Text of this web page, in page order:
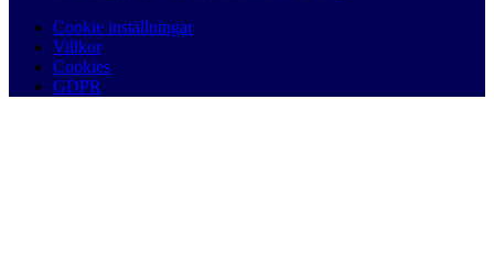
Cookie inställningar
Villkor
Cookies
GDPR